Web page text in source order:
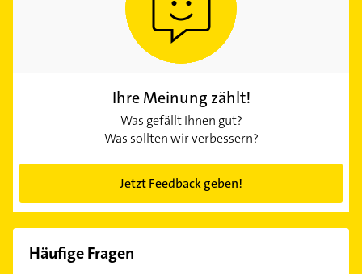
Ihre Meinung zählt!
Was gefällt Ihnen gut?
Was sollten wir verbessern?
Jetzt Feedback geben!
Häufige Fragen